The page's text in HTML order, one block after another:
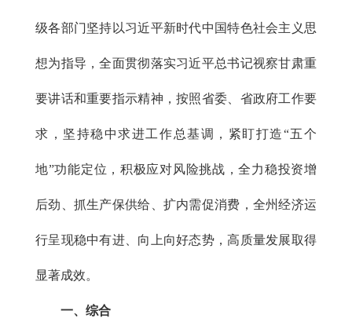
级各部门坚持以习近平新时代中国特色社会主义思
想为指导，全面贯彻落实习近平总书记视察甘肃重
要讲话和重要指示精神，按照省委、省政府工作要
求，坚持稳中求进工作总基调，紧盯打造“五个
地”功能定位，积极应对风险挑战，全力稳投资增
后劲、抓生产保供给、扩内需促消费，全州经济运
行呈现稳中有进、向上向好态势，高质量发展取得
显著成效。
一、综合